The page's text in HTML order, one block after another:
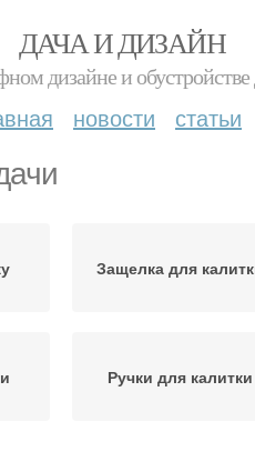
ДАЧА И ДИЗАЙН
дизайне и обустройстве
новости статьи
Защелка для
Ручки для калитки